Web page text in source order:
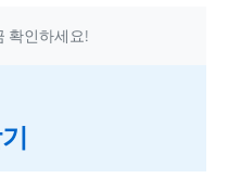
확인하세요!